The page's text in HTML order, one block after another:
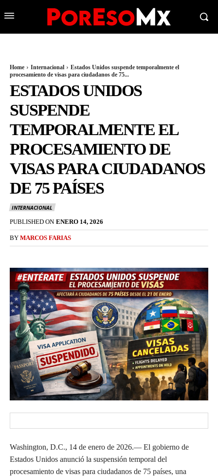
Home Internacional
Estados Unidos suspende temporalmente el
procesamiento de visas para ciudadanos de 75...
ESTADOS UNIDOS
SUSPENDE
TEMPORALMENTE EL
PROCESAMIENTO DE
VISAS PARA CIUDADANOS
DE 75 PAÍSES
INTERNACIONAL
PUBLISHED ON ENERO 14, 2026
BY MARCOS FARIAS
Washington, D.C., 14 de enero de 2026.— El gobierno de
Estados Unidos anunció la suspensión temporal del
procesamiento de visas para ciudadanos de 75 países, una